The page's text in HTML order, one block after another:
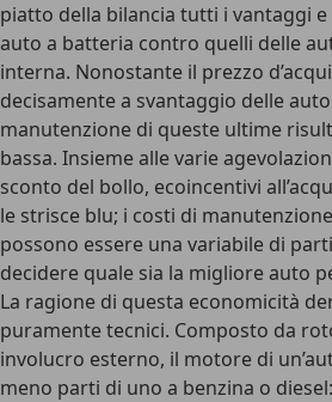
piatto della bilancia tutti i vantaggi
auto a batteria contro quelli delle
interna. Nonostante il prezzo
decisamente a svantaggio delle
manutenzione di queste ultime
bassa. Insieme alle varie
sconto del bollo, ecoincentivi
le strisce blu; i costi di
possono essere una variabile di
decidere quale sia la migliore auto
La ragione di questa economicità
puramente tecnici. Composto da
involucro esterno, il motore di
meno parti di uno a benzina o